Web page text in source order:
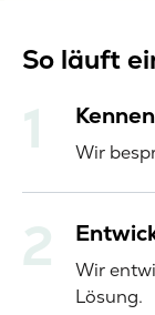
So läuft
Wir
Wir
Lösung.